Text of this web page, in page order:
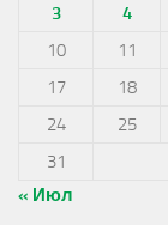
3
4
10
11
17
18
24
25
31
« Июл